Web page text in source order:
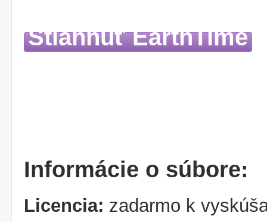
Stiahnuť EarthTime
Informácie o súbore:
Licencia: zadarmo k